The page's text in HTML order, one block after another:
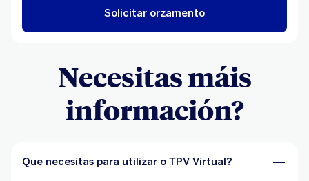
Solicitar orzamento
Necesitas máis
información?
Que necesitas para utilizar o TPV Virtual?